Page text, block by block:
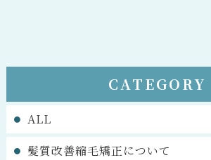
CATEGORY
ALL
髪質改善縮毛矯正について